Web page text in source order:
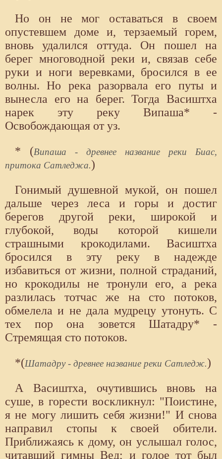
Но он не мог оставаться в своем
опустевшем доме и, терзаемый горем,
вновь удалился оттуда. Он пошел на
берег многоводной реки и, связав себе
руки и ноги веревками, бросился в ее
волны. Но река разорвала его путы и
вынесла его на берег. Тогда Васиштха
нарек эту реку Випаша* -
Освобождающая от уз.
* (Випаша - древнее название реки Биас,
притока Сатледжа.)
Гонимый душевной мукой, он пошел
дальше через леса и горы и достиг
берегов другой реки, широкой и
глубокой, воды которой кишели
страшными крокодилами. Васиштха
бросился в эту реку в надежде
избавиться от жизни, полной страданий,
но крокодилы не тронули его, а река
разлилась тотчас же на сто потоков,
обмелела и не дала мудрецу утонуть. С
тех пор она зовется Шатадру* -
Стремящая сто потоков.
*(Шатадру - древнее название реки Сатледж.)
А Васиштха, очутившись вновь на
суше, в горести воскликнул: "Поистине,
я не могу лишить себя жизни!" И снова
направил стопы к своей обители.
Приближаясь к дому, он услышал голос,
читавший гимны Вед; и голое тот был